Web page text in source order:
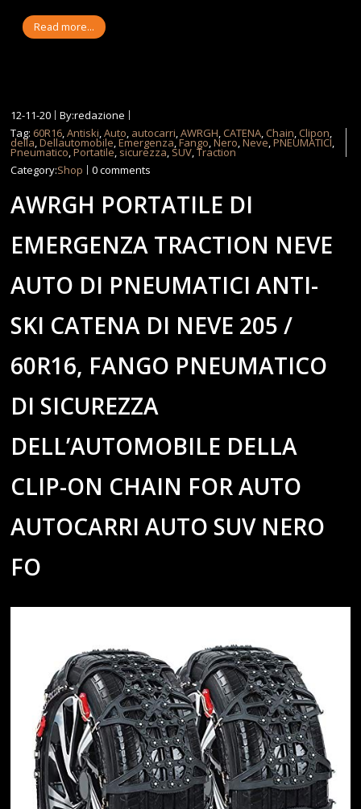
Read more...
12-11-20
By:redazione
Tag: 60R16,Antiski,Auto, autocarri,AWRGH, CATENA, Chain, Clipon,
della,Dellautomobile,Emergenza,Fango,Nero,Neve,PNEUMATICI,
Pneumatico,Portatile, sicurezza, SUV,Traction
Category:Shop 0 comments
AWRGH PORTATILE DI
EMERGENZA TRACTION NEVE
AUTO DI PNEUMATICI ANTI-
SKI CATENA DI NEVE 205 /
60R16, FANGO PNEUMATICO
DI SICUREZZA
DELL’AUTOMOBILE DELLA
CLIP-ON CHAIN FOR AUTO
AUTOCARRI AUTO SUV NERO
FO